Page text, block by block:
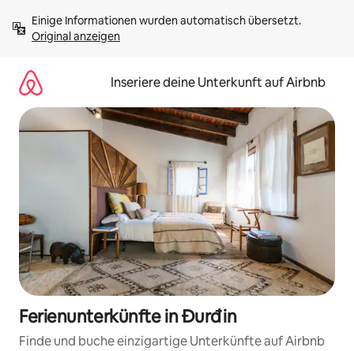
Inhalten
springenOriginal anzeigen
Inseriere deine Unterkunft auf Airbnb
Ferienunterkünfte in Đurđin
Finde und buche einzigartige Unterkünfte auf Airbnb